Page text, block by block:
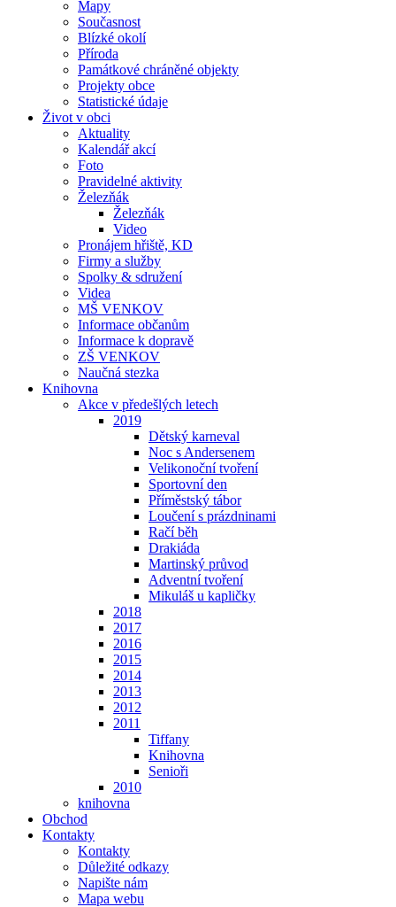
Mapy
Současnost
Blízké okolí
Příroda
Památkové chráněné objekty
Projekty obce
Statistické údaje
Život v obci
Aktuality
Kalendář akcí
Foto
Pravidelné aktivity
Železňák
Železňák
Video
Pronájem hřiště, KD
Firmy a služby
Spolky & sdružení
Videa
MŠ VENKOV
Informace občanům
Informace k dopravě
ZŠ VENKOV
Naučná stezka
Knihovna
Akce v předešlých letech
2019
Dětský karneval
Noc s Andersenem
Velikonoční tvoření
Sportovní den
Příměstský tábor
Loučení s prázdninami
Račí běh
Drakiáda
Martinský průvod
Adventní tvoření
Mikuláš u kapličky
2018
2017
2016
2015
2014
2013
2012
2011
Tiffany
Knihovna
Senioři
2010
knihovna
Obchod
Kontakty
Kontakty
Důležité odkazy
Napište nám
Mapa webu